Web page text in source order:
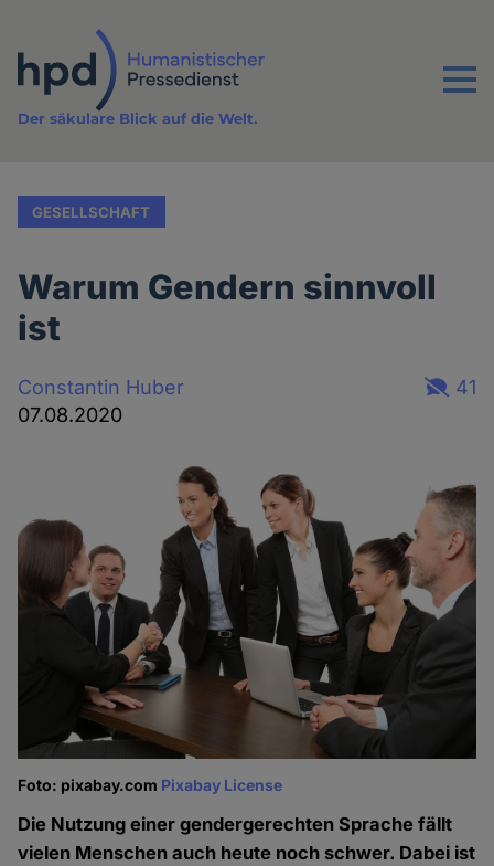
Inhalt
Menu
Der säkulare Blick auf die Welt.
GESELLSCHAFT
Warum Gendern sinnvoll
ist
Constantin Huber
07.08.2020
41
Foto: pixabay.com Pixabay License
Die Nutzung einer gendergerechten Sprache fällt
vielen Menschen auch heute noch schwer. Dabei ist